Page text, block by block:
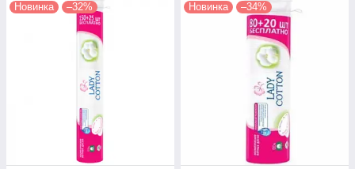
Новинка –32% Новинка –34%